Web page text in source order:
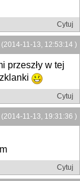
Cytuj
(2014-11-13, 12:53:14 )
przeszły w tej
Cytuj
(2014-11-13, 19:31:36 )
Cytuj